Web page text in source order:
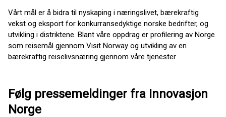
Vårt mål er å bidra til nyskaping i næringslivet, bærekraftig
vekst og eksport for konkurransedyktige norske bedrifter, og
utvikling i distriktene. Blant våre oppdrag er profilering av Norge
som reisemål gjennom Visit Norway og utvikling av en
bærekraftig reiselivsnæring gjennom våre tjenester.
Følg pressemeldinger fra Innovasjon
Norge